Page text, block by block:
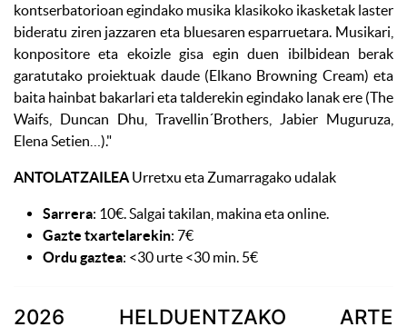
kontserbatorioan egindako musika klasikoko ikasketak laster
bideratu ziren jazzaren eta bluesaren esparruetara. Musikari,
konpositore eta ekoizle gisa egin duen ibilbidean berak
garatutako proiektuak daude (Elkano Browning Cream) eta
baita hainbat bakarlari eta talderekin egindako lanak ere (The
Waifs, Duncan Dhu, Travellin´Brothers, Jabier Muguruza,
Elena Setien…)."
ANTOLATZAILEA Urretxu eta Zumarragako udalak
Sarrera: 10€. Salgai takilan, makina eta online.
Gazte txartelarekin: 7€
Ordu gaztea: <30 urte <30 min. 5€
2026 HELDUENTZAKO ARTE